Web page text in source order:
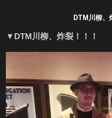
DTM川柳、
▼DTM川柳、炸裂！！！